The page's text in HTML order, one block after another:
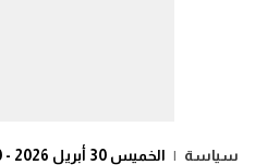
سياسة | الخميس 30 أبريل 2026 - 20:50